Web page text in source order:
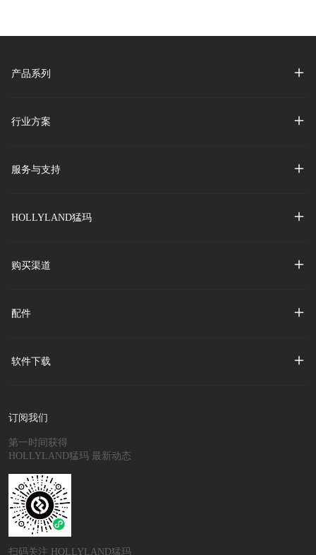
产品系列
行业方案
服务与支持
HOLLYLAND猛玛
购买渠道
配件
软件下载
订阅我们
第一时间获得
HOLLYLAND猛玛 最新动态
扫码关注 HOLLYLAND猛玛